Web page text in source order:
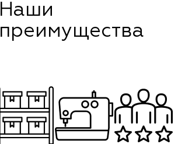
Наши
преимущества